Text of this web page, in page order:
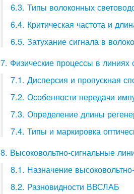
6.3. Типы волоконных
6.4. Критическая частота и
6.5. Затухание сигнала в
7. Физические процессы в линиях
7.1. Дисперсия и пропускная
7.2. Особенности передачи
7.3. Определение длины
7.4. Типы и маркировка
8. Высоковольтно-сигнальные
8.1. Назначение
8.2. Разновидности ВВСЛАБ